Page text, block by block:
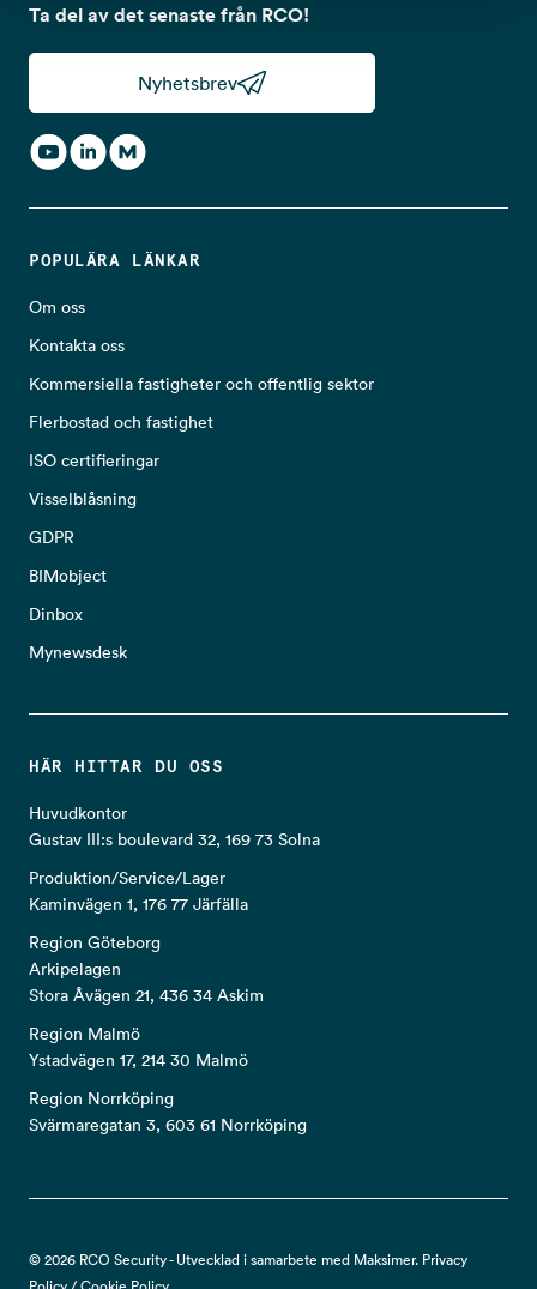
Ta del av det senaste från RCO!
Nyhetsbrev
POPULÄRA LÄNKAR
Om oss
Kontakta oss
Kommersiella fastigheter och offentlig sektor
Flerbostad och fastighet
ISO certifieringar
Visselblåsning
GDPR
BIMobject
Dinbox
Mynewsdesk
HÄR HITTAR DU OSS
Huvudkontor
Gustav III:s boulevard 32, 169 73 Solna
Produktion/Service/Lager
Kaminvägen 1, 176 77 Järfälla
Region Göteborg
Arkipelagen
Stora Åvägen 21, 436 34 Askim
Region Malmö
Ystadvägen 17, 214 30 Malmö
Region Norrköping
Svärmaregatan 3, 603 61 Norrköping
© 2026 RCO Security - Utvecklad i samarbete med Maksimer. Privacy